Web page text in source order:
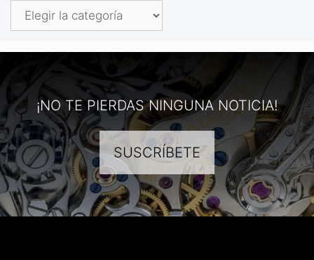
Categorías
¡NO TE PIERDAS NINGUNA NOTICIA!
SUSCRÍBETE